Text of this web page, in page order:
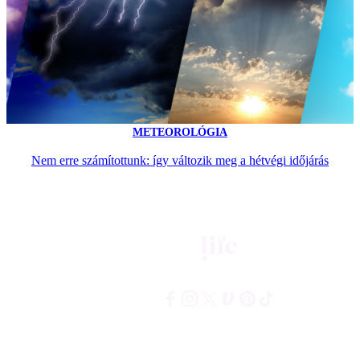
METEOROLÓGIA
Nem erre számítottunk: így változik meg a hétvégi időjárás